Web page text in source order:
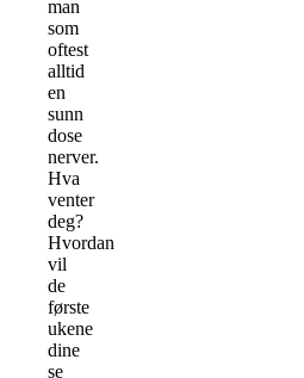
man
som
oftest
alltid
en
sunn
dose
nerver.
Hva
venter
deg?
Hvordan
vil
de
første
ukene
dine
se